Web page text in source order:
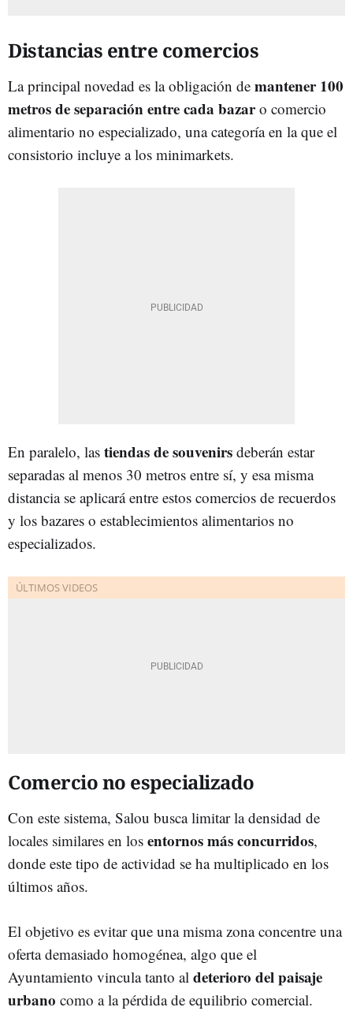
Distancias entre comercios
La principal novedad es la obligación de mantener 100
metros de separación entre cada bazaro comercio
alimentario no especializado, una categoría en la que el
consistorio incluye a los minimarkets.
En paralelo, las tiendas de souvenirs deberán estar
separadas al menos 30 metros entre sí, y esa misma
distancia se aplicará entre estos comercios de recuerdos
y los bazares o establecimientos alimentarios no
especializados.
Comercio no especializado
Con este sistema, Salou busca limitar la densidad de
locales similares en los entornos más concurridos,
donde este tipo de actividad se ha multiplicado en los
últimos años.
El objetivo es evitar que una misma zona concentre una
oferta demasiado homogénea, algo que el
Ayuntamiento vincula tanto al deterioro del paisaje
urbano como a la pérdida de equilibrio comercial.